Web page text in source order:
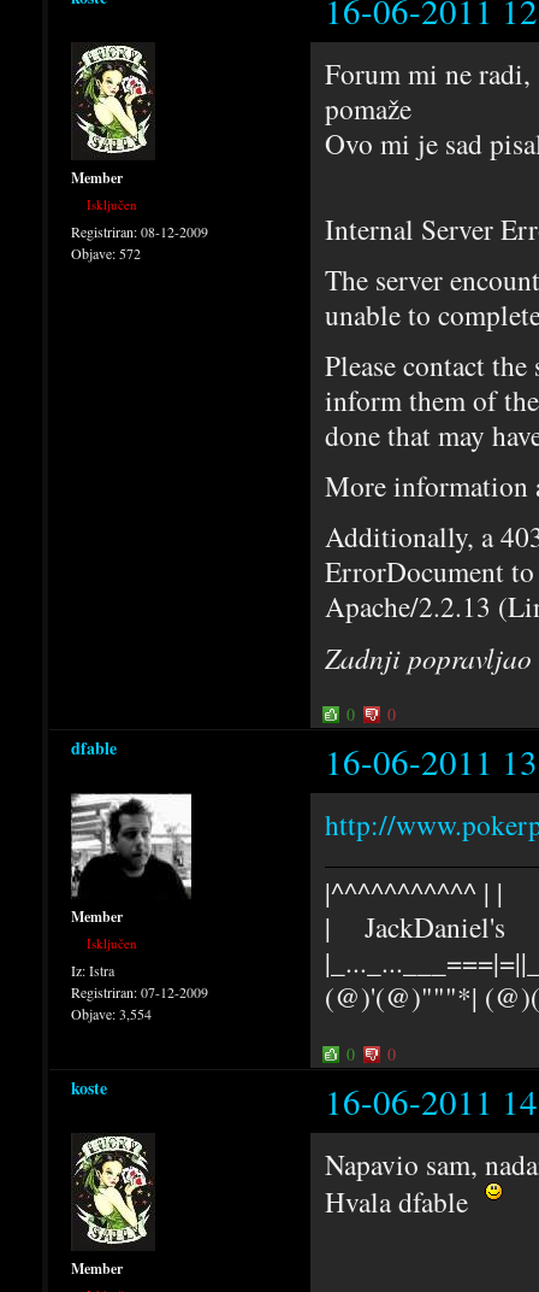
16-06-2011
Member
Isključen
Registriran:08-12-2009
Objave: 572
Forum mi ne
pomaže
Ovo mi je sad
Internal Server
The server
unable to
Please contact
inform them of
done that may
More information
Additionally, a
ErrorDocument
Apache/2.2.13
Zadnji popravljao
0 0
dfable 16-06-2011
Member
Isključen
Iz:Istra
Registriran:07-12-2009
Objave:3,554
http://
|^^^^^^^^^^^ | |
| JackDaniel's
(@)'(@)"""*|
0 0
koste 16-06-2011
Member
Napavio sam,
Hvala dfable